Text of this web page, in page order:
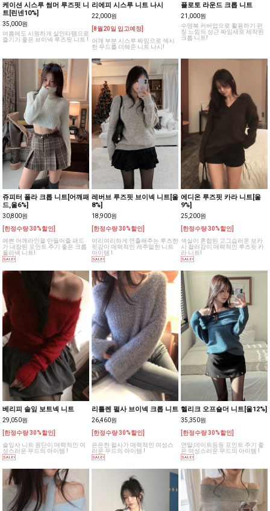
케이션 시스루 썸머 루즈핏 니
트[린넨10%]
35,000원
여름에도 시원하게 살안타템으로
즐기기 좋은 브이넥 루즈핏 니트 !
리에피 시스루 니트 나시
22,000원
[8월20일 입고예정]
어깨 부분 시스루 짜임으로 섹시
한 무드를 더해준 니트 나시!
플로토 라운드 크롭 니트
21,000원
수영복 커버업으로 활용하기 펀
칭 느낌의 성근 짜임새로 제작된
크롭 니트!
쥬피터 폴라 크롭 니트[어깨패
드,울6%]
30,800원
[한정수량 30%할인]
예쁜 어깨라인을 만들어줄 패드
가 내장된 포인트 주기 좋은 크롭
폴라넥 니트!
레버브 루즈핏 브이넥 니트[울
8%]
18,900원
[한정수량 30%할인]
여리여리하게 연출해주는 루즈한
핏감이 매력적인 캐주얼한 니트
아이템 !
에디온 루즈핏 카라 니트[울
9%]
25,200원
[한정수량 30%할인]
색실이 혼합된 고그습러운 보카
시 컬러감이 매력적인 루즈핏 카
라 니트!
베리피 솔잎 보트넥 니트
29,050원
[한정수량 30%할인]
솔잎사 니트 원단이 매력적인 여
성스러운 무드의 아이템 !
리틀렌 펄사 브이넥 크롭 니트
26,460원
[한정수량 30%할인]
은은한 펄사가 매력적인 여성스
러운 무드의 아이템 !
헬리크 오프숄더 니트[울12%]
35,350원
[한정수량 30%할인]
연말,데이트등등 포인트 주기 좋
은 여성스러운 무드의 아이템 !